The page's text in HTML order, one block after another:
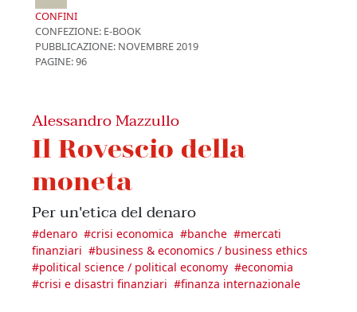
CONFINI
CONFEZIONE: E-BOOK
PUBBLICAZIONE: NOVEMBRE 2019
PAGINE: 96
Alessandro Mazzullo
Il Rovescio della
moneta
Per un'etica del denaro
#denaro #crisi economica #banche #mercati
finanziari #business & economics / business ethics
#political science / political economy #economia
#crisi e disastri finanziari #finanza internazionale